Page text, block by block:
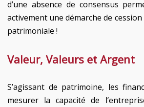
d’une absence de consensus
activement une démarche de
patrimoniale !
Valeur, Valeurs et Argent
S’agissant de patrimoine, les
mesurer la capacité de